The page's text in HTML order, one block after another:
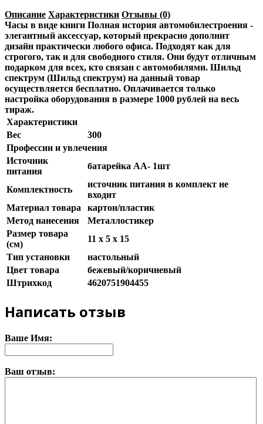
Описание Характеристики Отзывы (0)
Часы в виде книги Полная история автомобилестроения -
элегантный аксессуар, который прекрасно дополнит
дизайн практически любого офиса. Подходят как для
строгого, так и для свободного стиля. Они будут отличным
подарком для всех, кто связан с автомобилями. Шильд
спектрум (Шильд спектрум) на данный товар
осуществляется бесплатно. Оплачивается только
настройка оборудования в размере 1000 рублей на весь
тираж.
Характеристики
Вес
300
Профессии и увлечения
Источник
питания
батарейка АА- 1шт
Комплектность
источник питания в комплект не
входит
Материал товара
картон/пластик
Метод нанесения
Металлостикер
Размер товара
(см)
11 х 5 х 15
Тип установки
настольный
Цвет товара
бежевый/коричневый
Штрихкод
4620751904455
Написать отзыв
Ваше Имя:
Ваш отзыв: